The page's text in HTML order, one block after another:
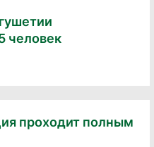
человек
проходит полным